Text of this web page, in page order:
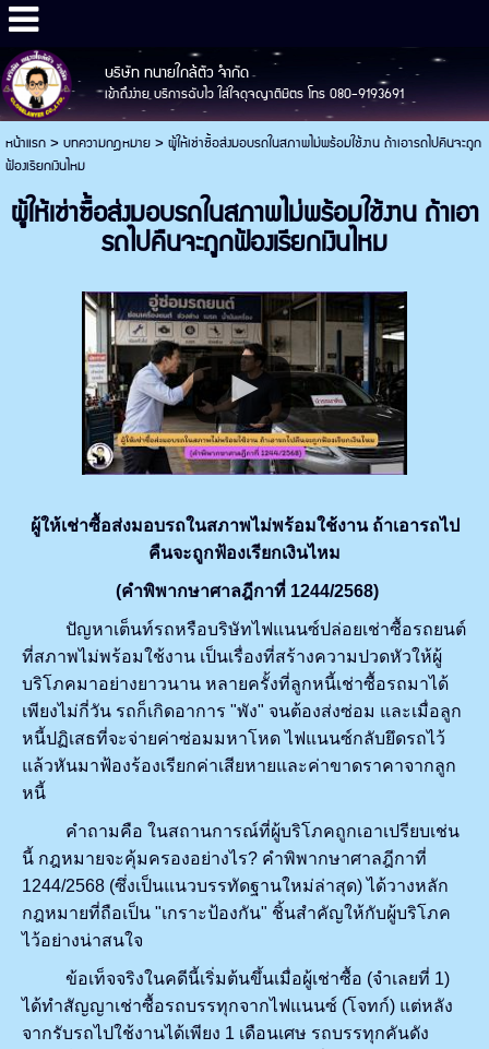
บริษัท ทนายใกล้ตัว จำกัด
เข้าถึงง่าย บริการฉับไว ใส่ใจดุจญาติมิตร โทร 080-9193691
หน้าแรก>บทความกฎหมาย>ผู้ให้เช่าซื้อส่งมอบรถในสภาพไม่พร้อมใช้งาน ถ้าเอารถไปคืนจะถูก
ฟ้องเรียกเงินไหม
ผู้ให้เช่าซื้อส่งมอบรถในสภาพไม่พร้อมใช้งาน ถ้าเอา
รถไปคืนจะถูกฟ้องเรียกเงินไหม
ผู้ให้เช่าซื้อส่งมอบรถในสภาพไม่พร้อมใช้งาน ถ้าเอารถไป
คืนจะถูกฟ้องเรียกเงินไหม
(คำพิพากษาศาลฎีกาที่ 1244/2568)
ปัญหาเต็นท์รถหรือบริษัทไฟแนนซ์ปล่อยเช่าซื้อรถยนต์
ที่สภาพไม่พร้อมใช้งาน เป็นเรื่องที่สร้างความปวดหัวให้ผู้
บริโภคมาอย่างยาวนาน หลายครั้งที่ลูกหนี้เช่าซื้อรถมาได้
เพียงไม่กี่วัน รถก็เกิดอาการ "พัง" จนต้องส่งซ่อม และเมื่อลูก
หนี้ปฏิเสธที่จะจ่ายค่าซ่อมมหาโหด ไฟแนนซ์กลับยึดรถไว้
แล้วหันมาฟ้องร้องเรียกค่าเสียหายและค่าขาดราคาจากลูก
หนี้
คำถามคือ ในสถานการณ์ที่ผู้บริโภคถูกเอาเปรียบเช่น
นี้ กฎหมายจะคุ้มครองอย่างไร? คำพิพากษาศาลฎีกาที่
1244/2568 (ซึ่งเป็นแนวบรรทัดฐานใหม่ล่าสุด) ได้วางหลัก
กฎหมายที่ถือเป็น "เกราะป้องกัน" ชิ้นสำคัญให้กับผู้บริโภค
ไว้อย่างน่าสนใจ
ข้อเท็จจริงในคดีนี้เริ่มต้นขึ้นเมื่อผู้เช่าซื้อ (จำเลยที่ 1)
ได้ทำสัญญาเช่าซื้อรถบรรทุกจากไฟแนนซ์ (โจทก์) แต่หลัง
จากรับรถไปใช้งานได้เพียง 1 เดือนเศษ รถบรรทุกคันดัง